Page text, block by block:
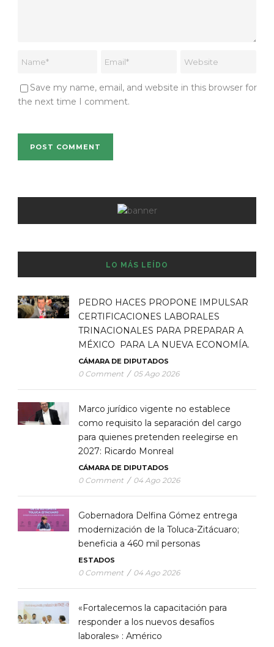
Save my name, email, and website in this browser for
the next time I comment.
LO MÁS LEÍDO
PEDRO HACES PROPONE IMPULSAR
CERTIFICACIONES LABORALES
TRINACIONALES PARA PREPARAR A
MÉXICO PARA LA NUEVA ECONOMÍA.
CÁMARA DE DIPUTADOS
0 Comment / 05 Ago 2026
Marco jurídico vigente no establece
como requisito la separación del cargo
para quienes pretenden reelegirse en
2027: Ricardo Monreal
CÁMARA DE DIPUTADOS
0 Comment / 04 Ago 2026
Gobernadora Delfina Gómez entrega
modernización de la Toluca-Zitácuaro;
beneficia a 460 mil personas
ESTADOS
0 Comment / 04 Ago 2026
«Fortalecemos la capacitación para
responder a los nuevos desafíos
laborales» : Américo